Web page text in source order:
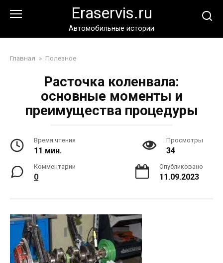
Eraservis.ru
Автомобильные истории
Главная » Полезное
Расточка коленвала:
основные моменты и
преимущества процедуры
Время чтения
11 мин.
Просмотры
34
Комментарии
0
Опубликовано
11.09.2023